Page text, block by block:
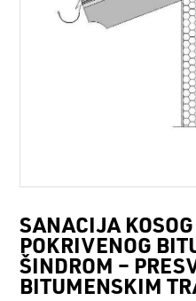
SANACIJA
POKRIVENOG
ŠINDROM –
BITUMENSKIM